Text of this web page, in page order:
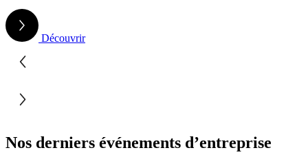
Découvrir
Nos derniers événements d’entreprise